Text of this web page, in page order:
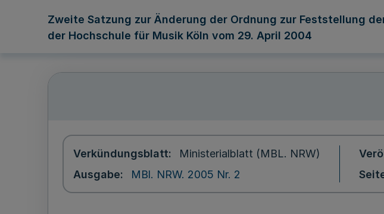
Zweite Satzung zur Änderung der Ordnung zur Feststellung
der Hochschule für Musik Köln vom 29. April 2004
Verkündungsblatt
Ministerialblatt (MBL. NRW)
Ausgabe
MBl. NRW. 2005 Nr. 2